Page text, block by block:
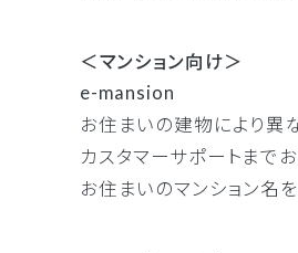
＜マンション向け＞
e-mansion
お住まいの建物により異
カスタマーサポートまで
お住まいのマンション名を